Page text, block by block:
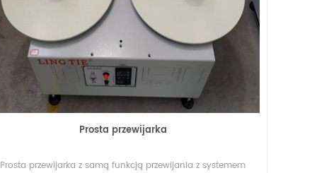
Prosta przewijarka
Prosta przewijarka z samą funkcją przewijania z systemem